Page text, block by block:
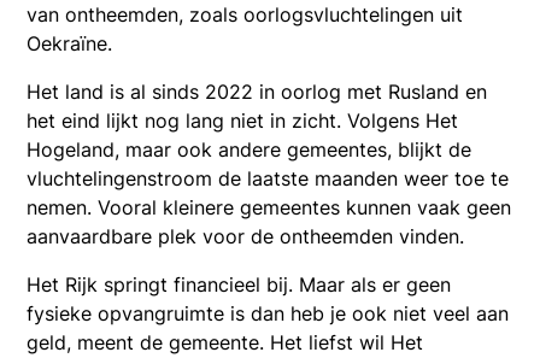
van ontheemden, zoals oorlogsvluchtelingen uit
Oekraïne.
Het land is al sinds 2022 in oorlog met Rusland en
het eind lijkt nog lang niet in zicht. Volgens Het
Hogeland, maar ook andere gemeentes, blijkt de
vluchtelingenstroom de laatste maanden weer toe te
nemen. Vooral kleinere gemeentes kunnen vaak geen
aanvaardbare plek voor de ontheemden vinden.
Het Rijk springt financieel bij. Maar als er geen
fysieke opvangruimte is dan heb je ook niet veel aan
geld, meent de gemeente. Het liefst wil Het